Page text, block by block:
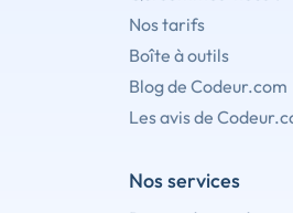
Nos tarifs
Boîte à outils
Blog de Codeur.com
Les avis de
Nos services